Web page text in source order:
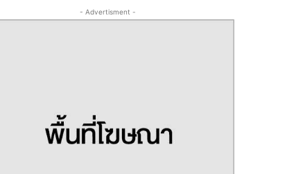
- Advertisment -